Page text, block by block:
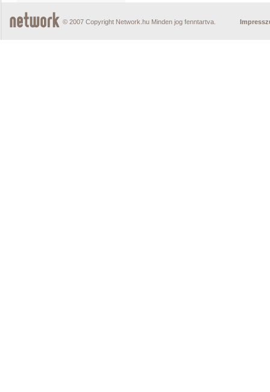
© 2007 Copyright Network.hu Minden jog fenntartva.